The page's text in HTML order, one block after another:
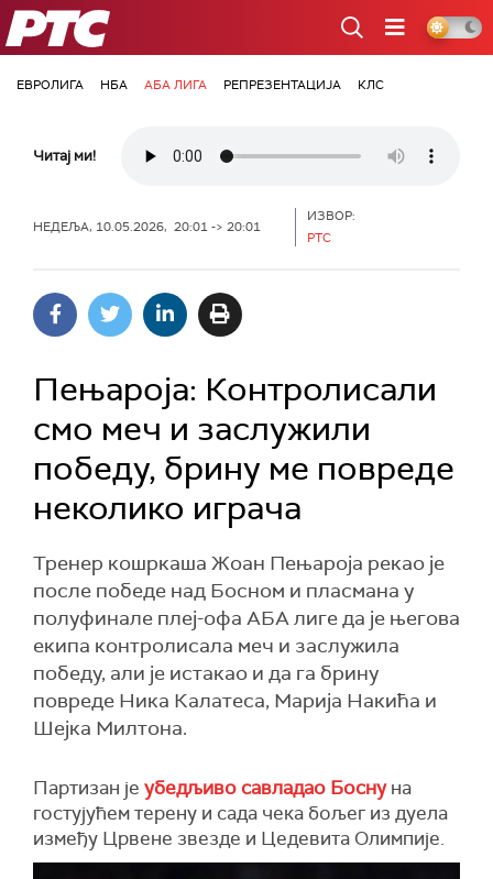
РТС
ЕВРОЛИГА НБА АБА ЛИГА РЕПРЕЗЕНТАЦИЈА КЛС
Читај ми!
НЕДЕЉА, 10.05.2026, 20:01 -> 20:01
ИЗВОР:
РТС
Пењароја: Контролисали
смо меч и заслужили
победу, брину ме повреде
неколико играча
Тренер кошркаша Жоан Пењароја рекао је
после победе над Босном и пласмана у
полуфинале плеј-офа АБА лиге да је његова
екипа контролисала меч и заслужила
победу, али је истакао и да га брину
повреде Ника Калатеса, Марија Накића и
Шејка Милтона.
Партизан је убедљиво савладао Боснуна
гостујућем терену и сада чека бољег из дуела
између Црвене звезде и Цедевита Олимпије.